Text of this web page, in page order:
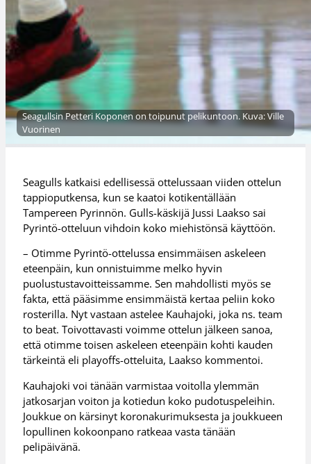
Seagullsin Petteri Koponen on toipunut pelikuntoon. Kuva: Ville
Vuorinen
Seagulls katkaisi edellisessä ottelussaan viiden ottelun
tappioputkensa, kun se kaatoi kotikentällään
Tampereen Pyrinnön. Gulls-käskijä Jussi Laakso sai
Pyrintö-otteluun vihdoin koko miehistönsä käyttöön.
– Otimme Pyrintö-ottelussa ensimmäisen askeleen
eteenpäin, kun onnistuimme melko hyvin
puolustustavoitteissamme. Sen mahdollisti myös se
fakta, että pääsimme ensimmäistä kertaa peliin koko
rosterilla. Nyt vastaan astelee Kauhajoki, joka ns. team
to beat. Toivottavasti voimme ottelun jälkeen sanoa,
että otimme toisen askeleen eteenpäin kohti kauden
tärkeintä eli playoffs-otteluita, Laakso kommentoi.
Kauhajoki voi tänään varmistaa voitolla ylemmän
jatkosarjan voiton ja kotiedun koko pudotuspeleihin.
Joukkue on kärsinyt koronakurimuksesta ja joukkueen
lopullinen kokoonpano ratkeaa vasta tänään
pelipäivänä.